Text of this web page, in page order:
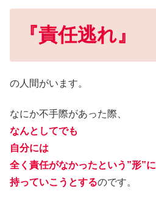
『責任逃れ』
の人間がいます。
なにか不手際があった際、
なんとしてでも
自分には
全く責任がなかったという”形”に
持っていこうとするのです。